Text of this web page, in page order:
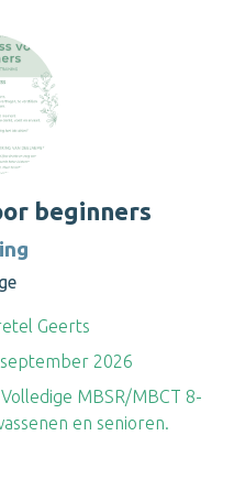
beginners
Geerts
2026
MBSR/MBCT 8-
en senioren.